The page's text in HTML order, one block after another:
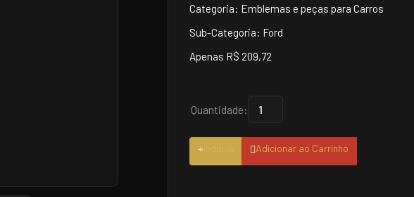
Categoria: Emblemas e peças para Carros
Sub-Categoria: Ford
Apenas R$ 209,72
Quantidade:
Adicionar ao Carrinho